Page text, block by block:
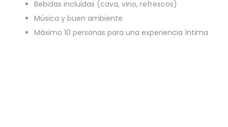
Bebidas incluidas (cava, vino, refrescos)
Música y buen ambiente
Máximo 10 personas para una experiencia íntima